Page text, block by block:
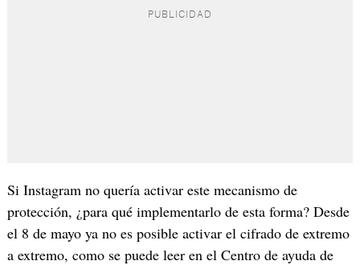
Si Instagram no quería activar este mecanismo de
protección, ¿para qué implementarlo de esta forma? Desde
el 8 de mayo ya no es posible activar el cifrado de extremo
a extremo, como se puede leer en el Centro de ayuda de